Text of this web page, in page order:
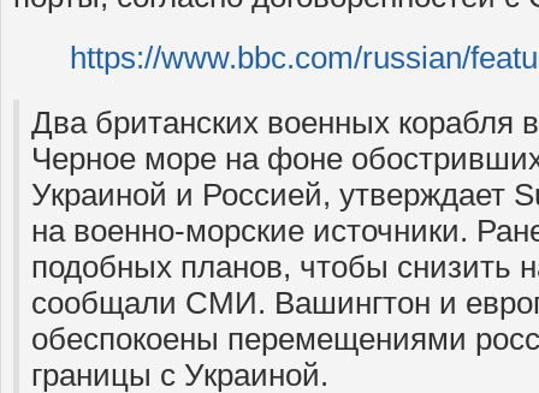
https://www.bbc.com/russian/
Два британских военных корабля
Черное море на фоне
Украиной и Россией, утверждает
на военно-морские источники.
подобных планов, чтобы снизить
сообщали СМИ. Вашингтон и
обеспокоены перемещениями
границы с Украиной.